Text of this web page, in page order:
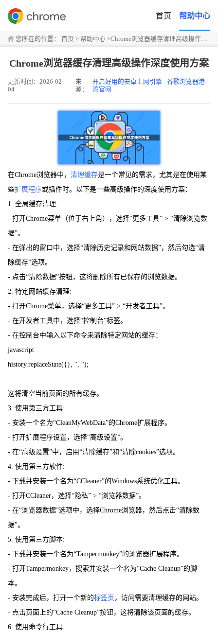
首页 帮助中心
您所在的位置： 首页 > 帮助中心 >Chrome浏览器缓存清理高级操作深度使用方案
Chrome浏览器缓存清理高级操作深度使用方案
更新时间：2026-02-
04
来
源：
开启好用的安卓上网引擎 - 谷歌浏览器港
湾官网
在Chrome浏览器中， 清理缓存是一个常见的需求，尤其是在使用某
些扩展程序或插件时。以下是一些高级操作的深度使用方案：
1. 全局缓存清理:
- 打开Chrome菜单（位于右上角），选择“更多工具” > “清除浏览数
据”。
- 在弹出的窗口中，选择“清除历史记录和网站数据”，然后勾选“清
除缓存”选项。
- 点击“清除数据”按钮，这将删除所有已保存的浏览数据。
2. 特定网站缓存清理:
- 打开Chrome菜单，选择“更多工具” > “开发者工具”。
- 在开发者工具中，选择“控制台”标签。
- 在控制台中输入以下命令来清除特定网站的缓存：
javascript
history.replaceState({}, '', '');
这将清空当前页面的所有缓存。
3. 使用第三方工具:
- 安装一个名为“CleanMyWebData”的Chrome扩展程序。
- 打开扩展程序设置，选择“高级设置”。
- 在“高级设置”中，启用“清除缓存”和“清除cookies”选项。
4. 使用第三方软件:
- 下载并安装一个名为“CCleaner”的Windows系统优化工具。
- 打开CCleaner，选择“隐私” > “浏览器数据”。
- 在“浏览器数据”选项中，选择Chrome浏览器，然后点击“清除数
据”。
5. 使用第三方脚本:
- 下载并安装一个名为“Tampermonkey”的浏览器扩展程序。
- 打开Tampermonkey，搜索并安装一个名为“Cache Cleanup”的脚
本。
- 安装完成后，打开一个新的标签页 ，访问需要清理缓存的网站。
- 点击页面上的“Cache Cleanup”按钮，这将清除该页面的缓存。
6. 使用命令行工具: